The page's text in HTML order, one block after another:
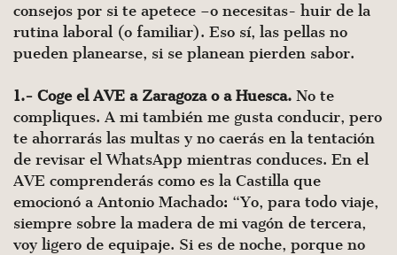
consejos por si te apetece –o necesitas- huir de la
rutina laboral (o familiar). Eso sí, las pellas no
pueden planearse, si se planean pierden sabor.
1.- Coge el AVE a Zaragoza o a Huesca. No te
compliques. A mi también me gusta conducir, pero
te ahorrarás las multas y no caerás en la tentación
de revisar el WhatsApp mientras conduces. En el
AVE comprenderás como es la Castilla que
emocionó a Antonio Machado: “Yo, para todo viaje,
siempre sobre la madera de mi vagón de tercera,
voy ligero de equipaje. Si es de noche, porque no